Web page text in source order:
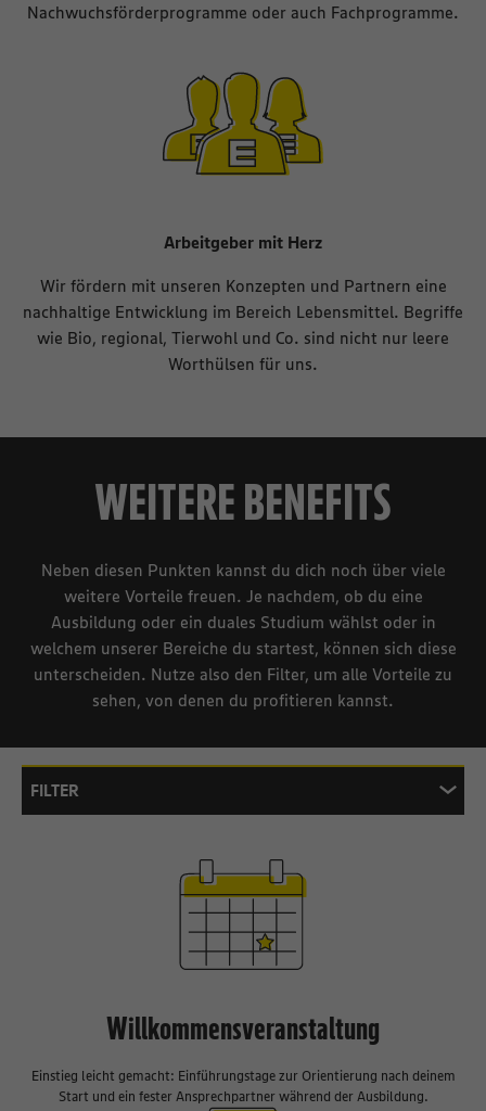
Nachwuchsförderprogramme oder auch Fachprogramme.
Arbeitgeber mit Herz
Wir fördern mit unseren Konzepten und Partnern eine
nachhaltige Entwicklung im Bereich Lebensmittel. Begriffe
wie Bio, regional, Tierwohl und Co. sind nicht nur leere
Worthülsen für uns.
WEITERE BENEFITS
Neben diesen Punkten kannst du dich noch über viele
weitere Vorteile freuen. Je nachdem, ob du eine
Ausbildung oder ein duales Studium wählst oder in
welchem unserer Bereiche du startest, können sich diese
unterscheiden. Nutze also den Filter, um alle Vorteile zu
sehen, von denen du profitieren kannst.
FILTER
Willkommensveranstaltung
Einstieg leicht gemacht: Einführungstage zur Orientierung nach deinem
Start und ein fester Ansprechpartner während der Ausbildung.